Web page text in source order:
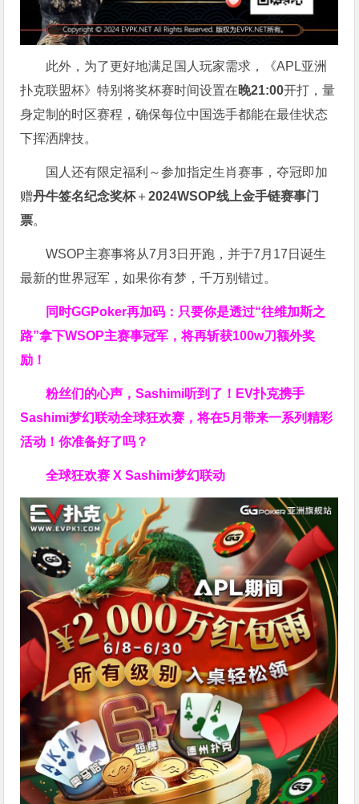
此外，为了更好地满足国人玩家需求，《APL亚洲
扑克联盟杯》特别将奖杯赛时间设置在晚21:00开打，量
身定制的时区赛程，确保每位中国选手都能在最佳状态
下挥洒牌技。
国人还有限定福利～参加指定生肖赛事，夺冠即加
赠丹牛签名纪念奖杯＋2024WSOP线上金手链赛事门
票。
WSOP主赛事将从7月3日开跑，并于7月17日诞生
最新的世界冠军，如果你有梦，千万别错过。
同时GGPoker再加码：只要你是透过“往维加斯之
路”拿下WSOP主赛事冠军，将再斩获100w刀额外奖
励！
粉丝们的心声，Sashimi听到了！EV扑克携手
Sashimi梦幻联动全球狂欢赛，将在5月带来一系列精彩
活动！你准备好了吗？
全球狂欢赛 X Sashimi梦幻联动